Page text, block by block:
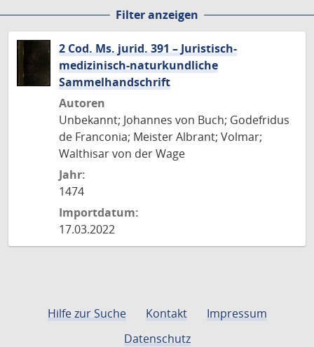
Filter anzeigen
2 Cod. Ms. jurid. 391 – Juristisch-
medizinisch-naturkundliche
Sammelhandschrift
Autoren
Unbekannt; Johannes von Buch; Godefridus
de Franconia; Meister Albrant; Volmar;
Walthisar von der Wage
Jahr:
1474
Importdatum:
17.03.2022
Hilfe zur Suche Kontakt
Impressum
Datenschutz